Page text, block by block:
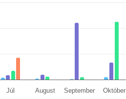
Júl August September Október